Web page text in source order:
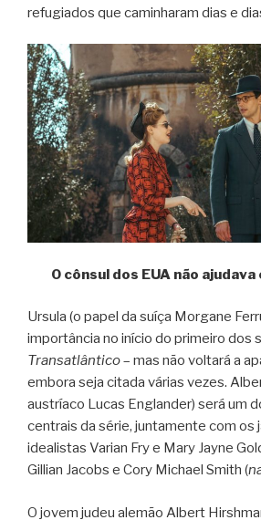
refugiados que caminharam dias e
O cônsul dos EUA não
Ursula (o papel da suíça Morgane
importância no início do primeiro dos
Transatlântico– mas não voltará a
embora seja citada várias vezes.
austríaco Lucas Englander) será um
centrais da série, juntamente com os
idealistas Varian Fry e Mary Jayne
Gillian Jacobs e Cory Michael Smith (
O jovem judeu alemão Albert